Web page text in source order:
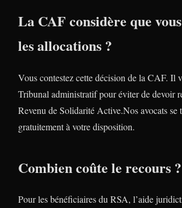
La CAF considère que
les allocations ?
Vous contestez cette décision de la CAF. Il
Tribunal administratif pour éviter de devoir
Revenu de Solidarité Active.Nos avocats se
gratuitement à votre disposition.
Combien coûte le recours ?
Pour les bénéficiaires du RSA, l’aide